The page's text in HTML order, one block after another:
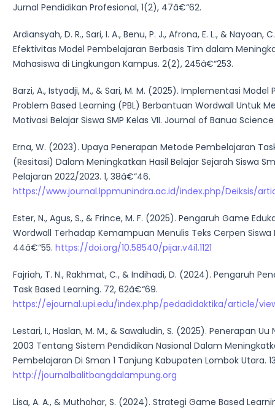
Jurnal Pendidikan Profesional, 1(2), 47â€“62.
Ardiansyah, D. R., Sari, I. A., Benu, P. J., Afrona, E. L., & Nayoan,
Efektivitas Model Pembelajaran Berbasis Tim dalam
Mahasiswa di Lingkungan Kampus. 2(2), 245â€“253.
Barzi, A., Istyadji, M., & Sari, M. M. (2025). Implementasi Model
Problem Based Learning (PBL) Berbantuan Wordwall Untuk
Motivasi Belajar Siswa SMP Kelas VII. Journal of Banua
Erna, W. (2023). Upaya Penerapan Metode Pembelajaran
(Resitasi) Dalam Meningkatkan Hasil Belajar Sejarah Siswa
Pelajaran 2022/2023. 1, 38â€“46.
https://www.journal.lppmunindra.ac.id/index.php/Deiksis/
Ester, N., Agus, S., & Frince, M. F. (2025). Pengaruh Game
Wordwall Terhadap Kemampuan Menulis Teks Cerpen Siswa
44â€“55. https://doi.org/10.58540/pijar.v4i1.1121
Fajriah, T. N., Rakhmat, C., & Indihadi, D. (2024). Pengaruh
Task Based Learning. 72, 62â€“69.
https://ejournal.upi.edu/index.php/pedadidaktika/article/
Lestari, I., Haslan, M. M., & Sawaludin, S. (2025). Penerapan
2003 Tentang Sistem Pendidikan Nasional Dalam
Pembelajaran Di Sman 1 Tanjung Kabupaten Lombok Utara.
http://journalbalitbangdalampung.org
Lisa, A. A., & Muthohar, S. (2024). Strategi Game Based